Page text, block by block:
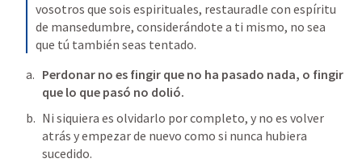
vosotros que sois espirituales, restauradle con espíritu
de mansedumbre, considerándote a ti mismo, no sea
que tú también seas tentado.
Perdonar no es fingir que no ha pasado nada, o fingir
que lo que pasó no dolió.
Ni siquiera es olvidarlo por completo, y no es volver
atrás y empezar de nuevo como si nunca hubiera
sucedido.